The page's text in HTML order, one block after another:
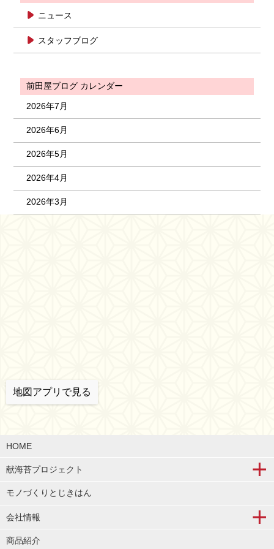
ニュース
スタッフブログ
前田屋ブログ カレンダー
2026年7月
2026年6月
2026年5月
2026年4月
2026年3月
地図アプリで見る
HOME
献海苔プロジェクト
モノづくりとじきはん
会社情報
商品紹介